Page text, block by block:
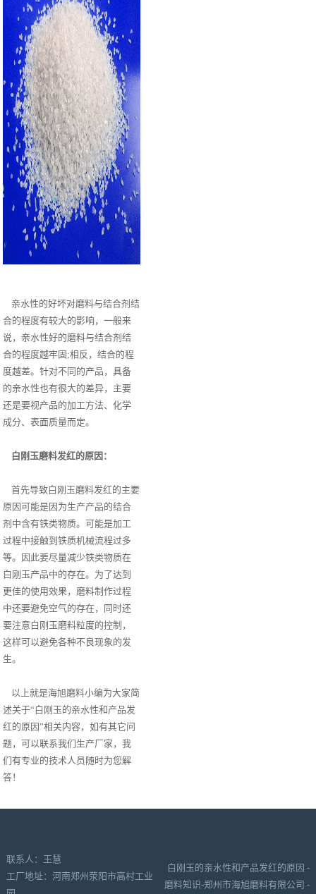
亲水性的好坏对磨料与结合剂结
合的程度有较大的影响，一般来
说，亲水性好的磨料与结合剂结
合的程度越牢固;相反，结合的程
度越差。针对不同的产品，具备
的亲水性也有很大的差异，主要
还是要视产品的加工方法、化学
成分、表面质量而定。
白刚玉磨料发红的原因：
首先导致白刚玉磨料发红的主要
原因可能是因为生产产品的结合
剂中含有铁类物质。可能是加工
过程中接触到铁质机械流程过多
等。因此要尽量减少铁类物质在
白刚玉产品中的存在。为了达到
更佳的使用效果，磨料制作过程
中还要避免空气的存在，同时还
要注意白刚玉磨料粒度的控制，
这样可以避免各种不良现象的发
生。
以上就是海旭磨料小编为大家简
述关于“白刚玉的亲水性和产品发
红的原因”相关内容，如有其它问
题，可以联系我们生产厂家，我
们有专业的技术人员随时为您解
答！
联系人：王慧
工厂地址：河南郑州荥阳市高村工业
白刚玉的亲水性和产品发红的原因 -
磨料知识-郑州市海旭磨料有限公司 -